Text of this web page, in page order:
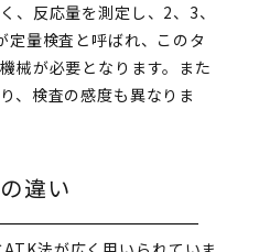
、反応量を測定し、2、3、
量検査と呼ばれ、このタ
械が必要となります。また
、検査の感度も異なりま
違い